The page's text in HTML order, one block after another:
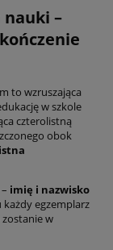
–
to wzruszająca
w szkole
czterolistną
obok
imię i nazwisko
każdy egzemplarz
w